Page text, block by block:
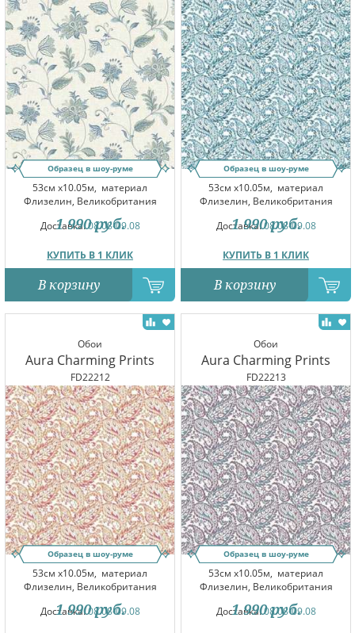
Образец в шоу-руме
53см x10.05м, материал
Флизелин, Великобритания
Доставка:08.08-09.08
КУПИТЬ В 1 КЛИК
1 990 руб.
В корзину
Образец в шоу-руме
53см x10.05м, материал
Флизелин, Великобритания
Доставка:08.08-09.08
КУПИТЬ В 1 КЛИК
1 990 руб.
В корзину
Обои
Aura Charming Prints
FD22212
Образец в шоу-руме
53см x10.05м, материал
Флизелин, Великобритания
Доставка:08.08-09.08
1 990 руб.
Обои
Aura Charming Prints
FD22213
Образец в шоу-руме
53см x10.05м, материал
Флизелин, Великобритания
Доставка:08.08-09.08
1 990 руб.